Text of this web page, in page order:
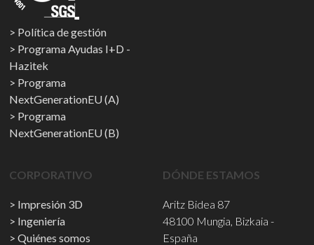
Política de gestión
Programa Ayudas I+D -
Hazitek
Programa
NextGenerationEU (A)
Programa
NextGenerationEU (B)
CORPORATIVO
Impresión 3D
Ingeniería
Quiénes somos
DÓNDE ESTAMOS
Aritz Bidea 87
48100 Mungia, Bizkaia -
España